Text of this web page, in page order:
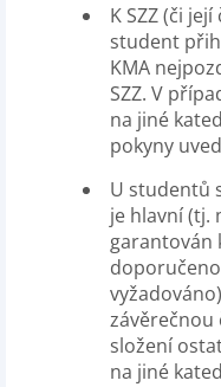
K SZZ (či
student
KMA
SZZ. V
na jiné
pokyny
U studentů
je hlavní (tj.
garantován
závěrečnou
složení
na jiné